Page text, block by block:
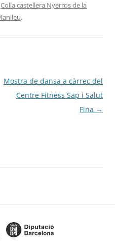
Colla castellera Nyerros de la
.
Mostra de dansa a càrrec del
Centre Fitness Sap i Salut
Fina →